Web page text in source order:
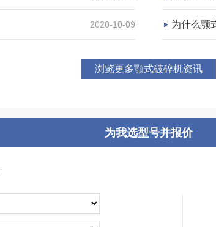
2020-10-09 为什么颚
浏览更多颚式破碎机资讯
为我选型号并报价